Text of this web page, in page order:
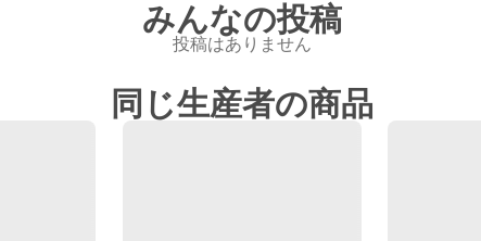
みんなの投稿
投稿はありません
同じ生産者の商品